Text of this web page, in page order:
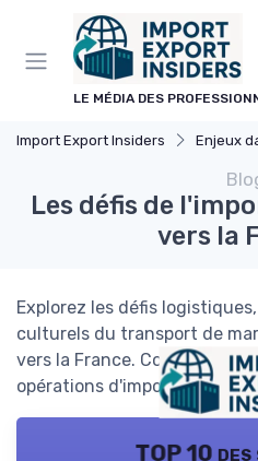
LE MÉDIA DES
Import Export Insiders Enjeux
Les défis de
vers la
Explorez les défis
culturels du transport de
vers la France. Conseils
opérations d'import-export.
TOP 10
Panneau de gestion des cookies